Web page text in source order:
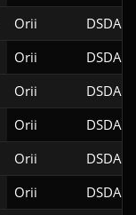
Orii
DSDA-
Orii
DSDA-
Orii
DSDA-
Orii
DSDA-
Orii DSDA-
Orii
DSDA-